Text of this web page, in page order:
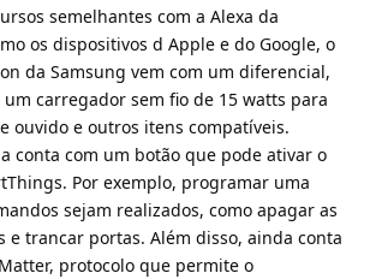
semelhantes com a Alexa da
os dispositivos d Apple e do Google, o
da Samsung vem com um diferencial,
carregador sem fio de 15 watts para
ouvido e outros itens compatíveis.
conta com um botão que pode ativar o
Por exemplo, programar uma
sejam realizados, como apagar as
e trancar portas. Além disso, ainda conta
protocolo que permite o